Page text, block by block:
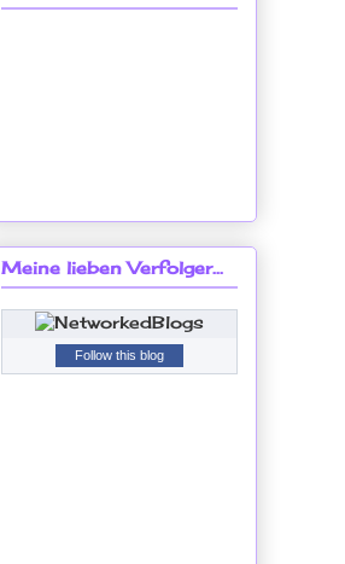
Meine lieben Verfolger...
Follow this blog